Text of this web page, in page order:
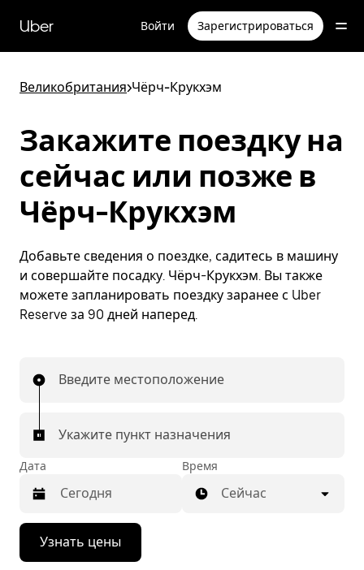
перейти
к
содержимому
Uber Войти Зарегистрироваться
Великобритания>Чёрч-Крукхэм
Закажите поездку на
сейчас или позже в
Чёрч-Крукхэм
Добавьте сведения о поездке, садитесь в машину
и совершайте посадку. Чёрч-Крукхэм. Вы также
можете запланировать поездку заранее с Uber
Reserve за 90 дней наперед.
Введите местоположение
Укажите пункт назначения
Дата
Нажмите
стрелку
вниз,
Время
Сейчас
Узнать цены